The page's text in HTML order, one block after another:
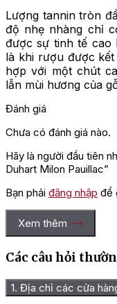
Lượng tannin tròn
độ nhẹ nhàng chỉ
được sự tinh tế cao
là khi rượu được
hợp với một chút
lẫn mùi hương của
Đánh giá
Chưa có đánh giá nào.
Hãy là người đầu tiên
Duhart Milon Pauillac”
Bạn phải đăng nhập để
Xem thêm
Các câu hỏi
1. Địa chỉ các cửa